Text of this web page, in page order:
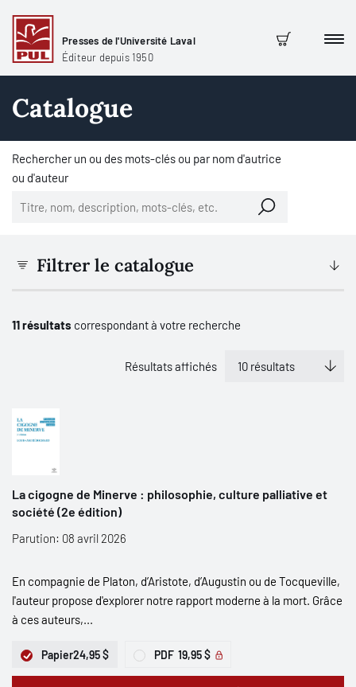
Presses de l'Université Laval
Éditeur depuis 1950
Panier
Catalogue
Rechercher un ou des mots-clés ou par nom d'autrice
ou d'auteur
Filtrer le catalogue
11 résultats correspondant à votre recherche
Résultats affichés
La cigogne de Minerve : philosophie, culture palliative et
société (2e édition)
Parution: 08 avril 2026
En compagnie de Platon, d’Aristote, d’Augustin ou de Tocqueville,
l'auteur propose d'explorer notre rapport moderne à la mort. Grâce
à ces auteurs,...
Papier24,95 $ PDF 19,95 $